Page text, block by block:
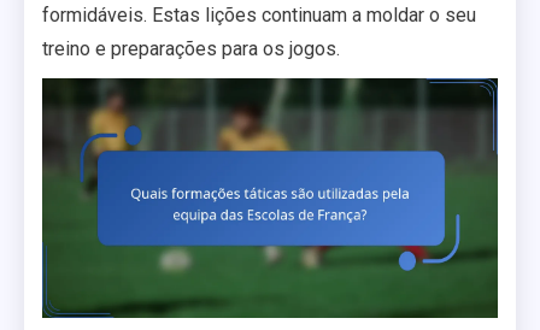
formidáveis. Estas lições continuam a moldar o seu
treino e preparações para os jogos.